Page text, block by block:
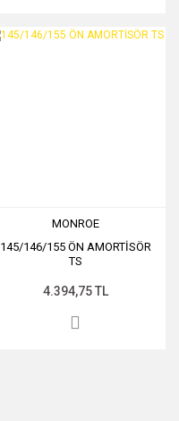
MONROE
145/146/155 ÖN AMORTİSÖR
TS
4.394,75 TL